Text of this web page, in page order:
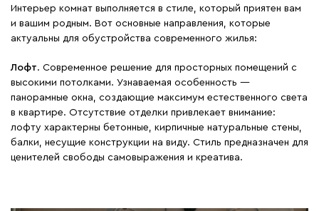
Интерьер комнат выполняется в стиле, который приятен вам
и вашим родным. Вот основные направления, которые
актуальны для обустройства современного жилья:
Лофт. Современное решение для просторных помещений с
высокими потолками. Узнаваемая особенность ―
панорамные окна, создающие максимум естественного света
в квартире. Отсутствие отделки привлекает внимание:
лофту характерны бетонные, кирпичные натуральные стены,
балки, несущие конструкции на виду. Стиль предназначен для
ценителей свободы самовыражения и креатива.